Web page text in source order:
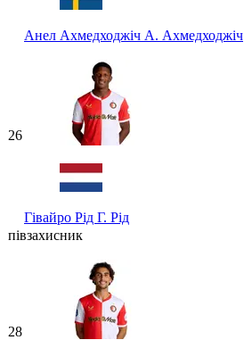
Анел Ахмедходжіч А. Ахмедходжіч
26
Гівайро Рід Г. Рід
півзахисник
28